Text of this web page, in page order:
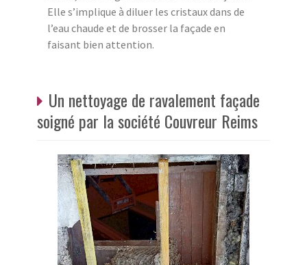
Elle s’implique à diluer les cristaux dans de
l’eau chaude et de brosser la façade en
faisant bien attention.
Un nettoyage de ravalement façade
soigné par la société Couvreur Reims